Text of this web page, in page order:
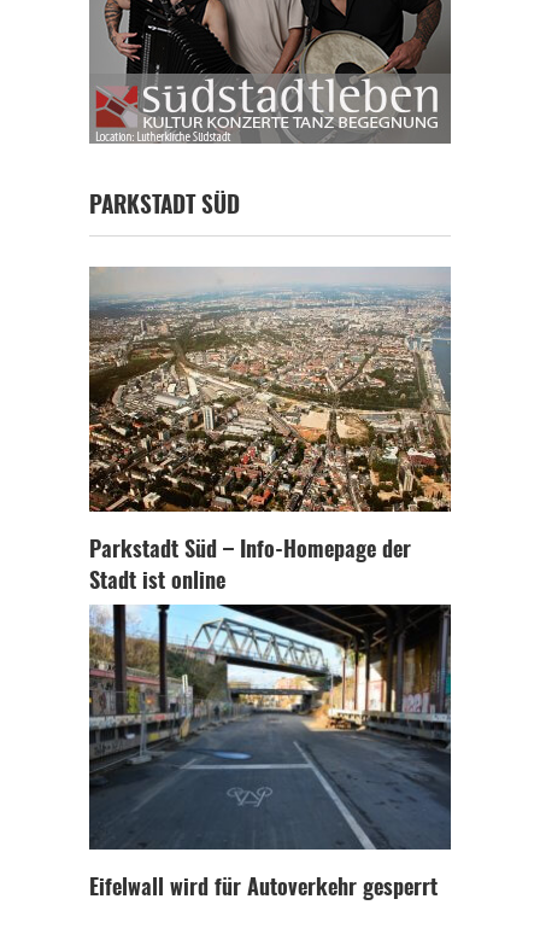
PARKSTADT SÜD
Parkstadt Süd – Info-Homepage der
Stadt ist online
Eifelwall wird für Autoverkehr gesperrt